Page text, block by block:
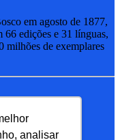
analisar
em agosto de 1877,
66 edições e 31 línguas,
milhões de exemplares